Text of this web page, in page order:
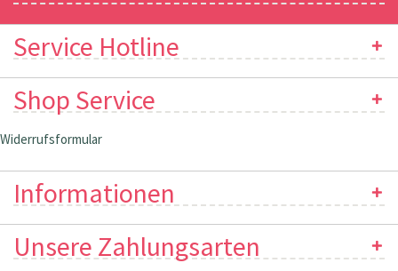
Service Hotline
Shop Service
Widerrufsformular
Informationen
Unsere Zahlungsarten